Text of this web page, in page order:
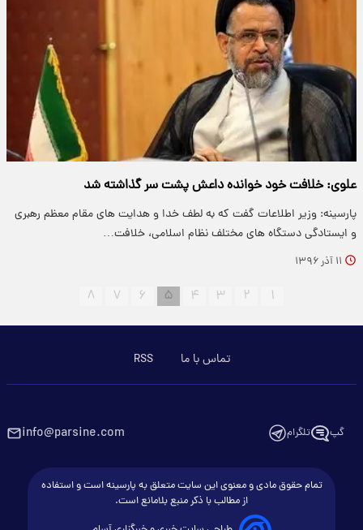
علوی: خلافت خود خوانده داعش پشت سر گذاشته شد
پارسینه: وزیر اطلاعات گفت که به لطف خدا و هدایت های مقام معظم رهبری
و ایستادگی دستگاه های مختلف نظام اسلامی، خلافت…
۱۱ آذر ۱۳۹۶
۱ ۲ ۳ ۴ ۵ ۶ ۷ ۸
تماس با ما RSS
گپ تلگرام info@parsine.com
تمام حقوق مادی و معنوی این سایت متعلق به پارسینه است و استفاده
از مطالب با ذکر منبع بلامانع است.